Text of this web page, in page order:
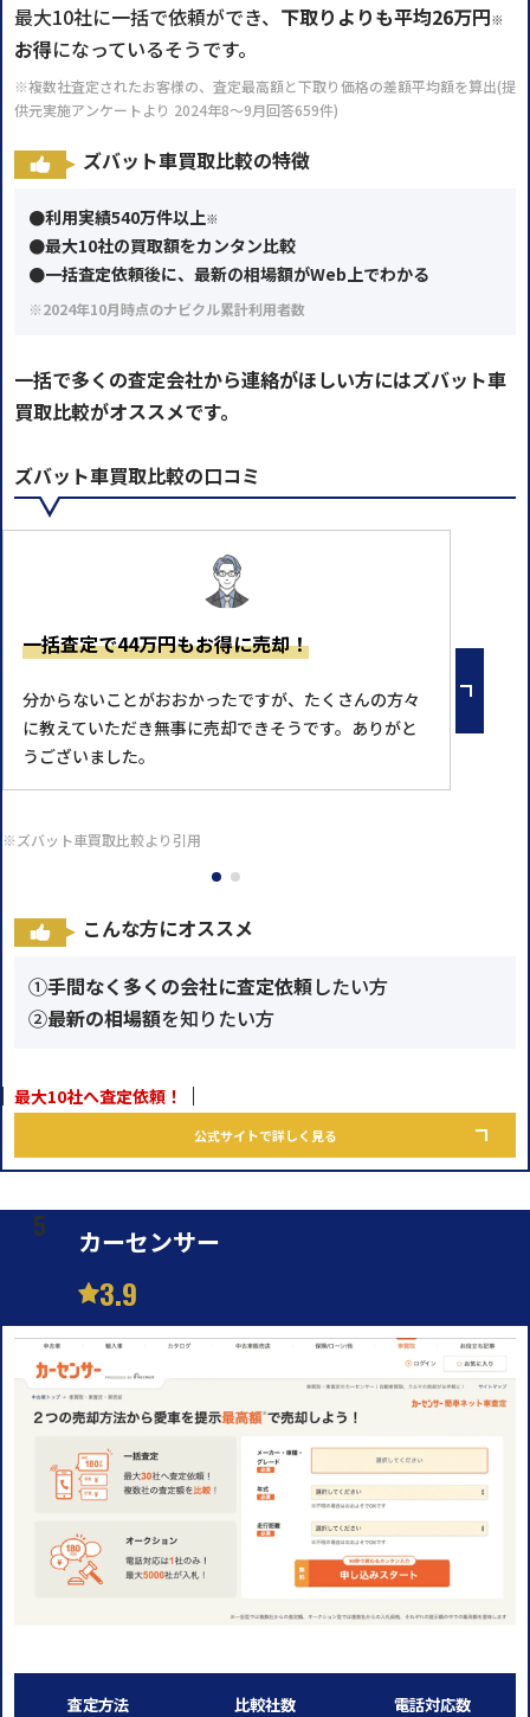
最大10社に一括で依頼ができ、 下取りよりも平均26万円※
お得になっているそうです。
※複数社査定されたお客様の、査定最高額と下取り価格の差額平均額を算出(提
供元実施アンケートより 2024年8～9月回答659件)
ズバット車買取比較の特徴
●利用実績540万件以上※
●最大10社の買取額をカンタン比較
●一括査定依頼後に、最新の相場額がWeb上でわかる
※2024年10月時点のナビクル累計利用者数
一括で多くの査定会社から連絡がほしい方にはズバット車
買取比較がオススメです。
ズバット車買取比較の口コミ
一括査定で44万円もお得に売却！
分からないことがおおかったですが、たくさんの方々
に教えていただき無事に売却できそうです。ありがと
うございました。
※ズバット車買取比較より引用
こんな方にオススメ
①手間なく多くの会社に査定依頼したい方
②最新の相場額を知りたい方
最大10社へ査定依頼！
公式サイトで詳しく見る
カーセンサー
3.9
査定方法 比較社数 電話対応数